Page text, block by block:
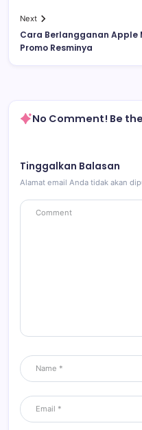
Next
Cara Berlangganan Apple
Promo Resminya
No Comment! Be
Tinggalkan Balasan
Alamat email Anda tidak akan